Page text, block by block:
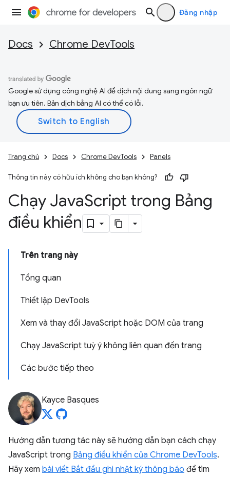
Đăng nhập
Docs Chrome DevTools
Google sử dụng công nghệ AI để dịch nội dung sang ngôn ngữ
bạn ưu tiên. Bản dịch bằng AI có thể có lỗi.
Trang chủ Docs Chrome DevTools Panels
Thông tin này có hữu ích không cho bạn không?
Chạy JavaScript trong Bảng
điều khiển
Trên trang này
Tổng quan
Thiết lập DevTools
Xem và thay đổi JavaScript hoặc DOM của trang
Chạy JavaScript tuỳ ý không liên quan đến trang
Các bước tiếp theo
Kayce Basques
Hướng dẫn tương tác này sẽ hướng dẫn bạn cách chạy
JavaScript trong Bảng điều khiển của Chrome DevTools.
Hãy xem bài viết Bắt đầu ghi nhật ký thông báo để tìm